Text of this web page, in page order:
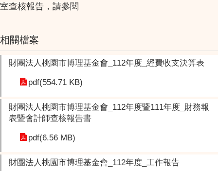
室查核報告，請參閱
相關檔案
財團法人桃園市博理基金會_112年度_經費收支決算表
pdf(554.71 KB)
財團法人桃園市博理基金會_112年度暨111年度_財務報
表暨會計師查核報告書
pdf(6.56 MB)
財團法人桃園市博理基金會_112年度_工作報告